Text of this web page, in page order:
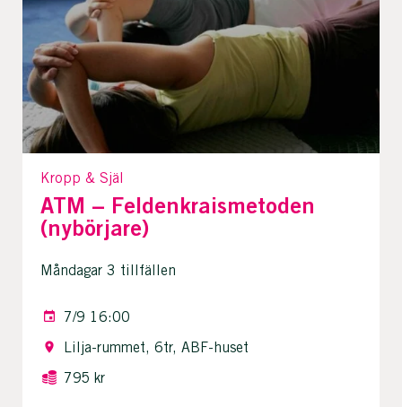
Kropp & Själ
ATM – Feldenkraismetoden
(nybörjare)
Måndagar 3 tillfällen
7/9 16:00
Lilja-rummet, 6tr, ABF-huset
795 kr